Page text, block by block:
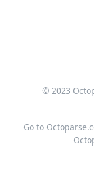
© 2023
Go to